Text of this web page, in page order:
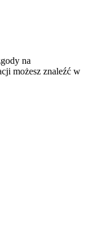
na
możesz znaleźć w